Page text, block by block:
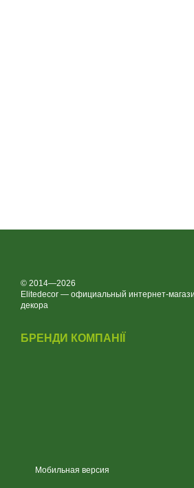
© 2014—2026
Elitedecor — официальный интернет-
декора
БРЕНДИ КОМПАНІЇ
Мобильная версия